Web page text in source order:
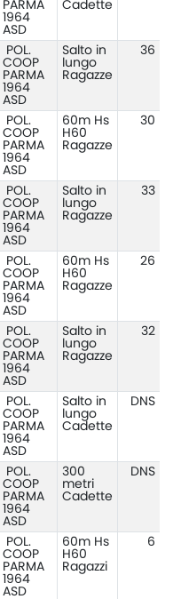
PARMA
1964
ASD
Cadette
POL.
COOP
PARMA
1964
ASD
Salto in
lungo
Ragazze
36
POL.
COOP
PARMA
1964
ASD
60m Hs
H60
Ragazze
30
POL.
COOP
PARMA
1964
ASD
Salto in
lungo
Ragazze
33
POL.
COOP
PARMA
1964
ASD
60m Hs
H60
Ragazze
26
POL.
COOP
PARMA
1964
ASD
Salto in
lungo
Ragazze
32
POL.
COOP
PARMA
1964
ASD
Salto in
lungo
Cadette
DNS
POL.
COOP
PARMA
1964
ASD
300
metri
Cadette
DNS
POL.
COOP
PARMA
1964
ASD
60m Hs
H60
Ragazzi
6